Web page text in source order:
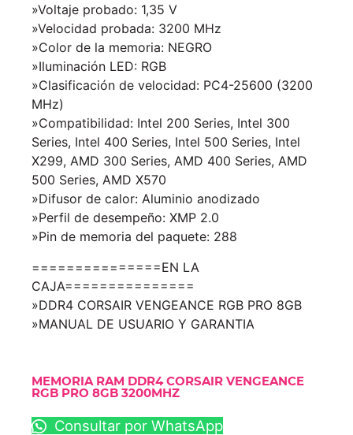
»Voltaje probado: 1,35 V
»Velocidad probada: 3200 MHz
»Color de la memoria: NEGRO
»Iluminación LED: RGB
»Clasificación de velocidad: PC4-25600 (3200
MHz)
»Compatibilidad: Intel 200 Series, Intel 300
Series, Intel 400 Series, Intel 500 Series, Intel
X299, AMD 300 Series, AMD 400 Series, AMD
500 Series, AMD X570
»Difusor de calor: Aluminio anodizado
»Perfil de desempeño: XMP 2.0
»Pin de memoria del paquete: 288
===============EN LA
CAJA===============
»DDR4 CORSAIR VENGEANCE RGB PRO 8GB
»MANUAL DE USUARIO Y GARANTIA
MEMORIA RAM DDR4 CORSAIR VENGEANCE
RGB PRO 8GB 3200MHZ
Consultar por WhatsApp